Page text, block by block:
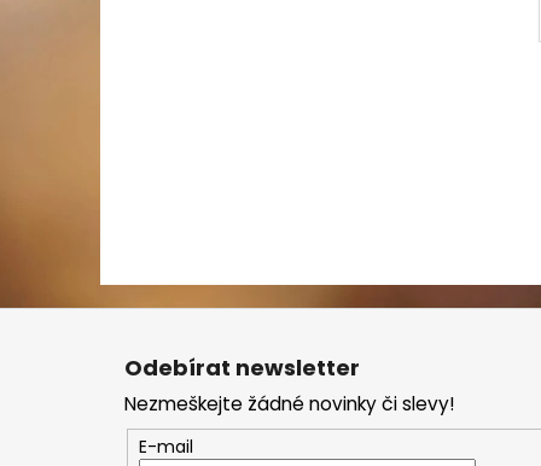
Odebírat newsletter
Nezmeškejte žádné novinky či slevy!
E-mail